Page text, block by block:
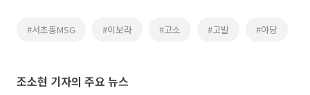
#서초동MSG #이보라 #고소 #고발 #야당
조소현 기자의 주요 뉴스